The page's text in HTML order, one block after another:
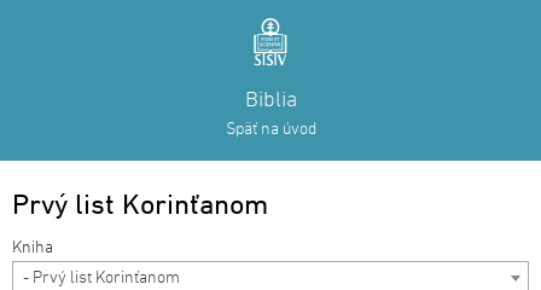
Biblia
Späť na úvod
Prvý list Korinťanom
- Prvý list Korinťanom